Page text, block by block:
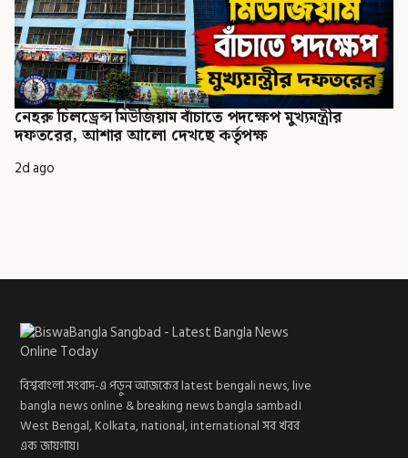
নেহরু চিলড্রেন্স মিউজিয়াম বাঁচাতে পদক্ষেপ মুখ্যমন্ত্রীর
দফতরের, আশার আলো দেখছে কর্তৃপক্ষ
2d ago
বিশ্ববাংলা সংবাদ-এ পড়ুন আজকের latest bengali news, live
bangla news online & breaking news bangla sambad।
West Bengal, Kolkata, national, international সব খবর
এক জায়গায়।